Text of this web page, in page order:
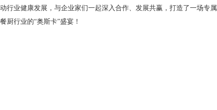
动行业健康发展，与企业家们一起深入合作、发展共赢，打造了一场专属
餐厨行业的“奥斯卡”盛宴！